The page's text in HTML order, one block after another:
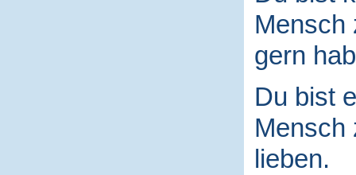
Mensch
gern
Du bist
Mensch
lieben.